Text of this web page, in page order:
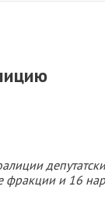
фракции и 16